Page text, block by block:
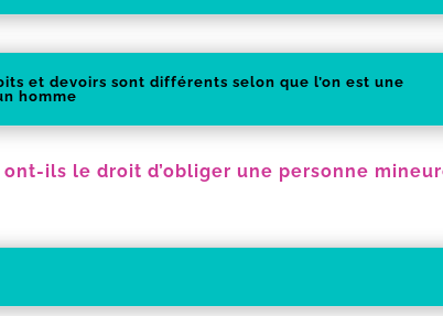
et devoirs sont différents selon que l’on est une
homme
ont-ils le droit d’obliger une personne